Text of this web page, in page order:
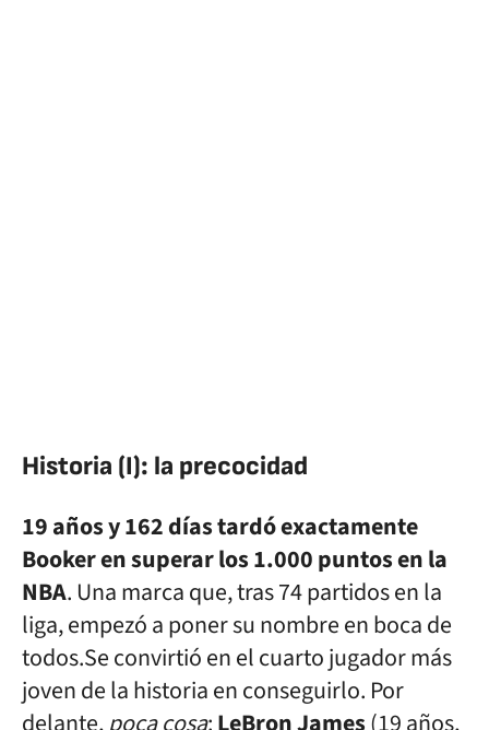
Historia (I): la precocidad
19 años y 162 días tardó exactamente
Booker en superar los 1.000 puntos en la
NBA. Una marca que, tras 74 partidos en la
liga, empezó a poner su nombre en boca de
todos.Se convirtió en el cuarto jugador más
joven de la historia en conseguirlo. Por